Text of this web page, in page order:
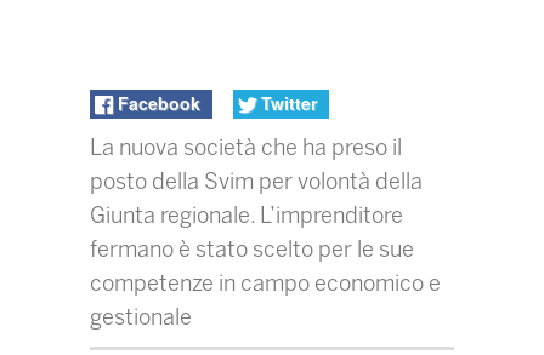
Facebook Twitter
La nuova società che ha preso il
posto della Svim per volontà della
Giunta regionale. L’imprenditore
fermano è stato scelto per le sue
competenze in campo economico e
gestionale